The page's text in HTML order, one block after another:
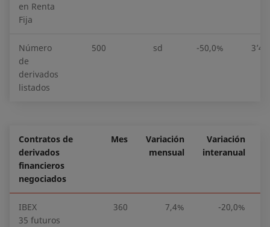
en Renta
Fija
Número
de
derivados
listados
500 sd -50,0%
Contratos de
derivados
financieros
negociados
Mes
Variación
mensual
Variación
interanual
IBEX
35 futuros
360 7,4% -20,0%